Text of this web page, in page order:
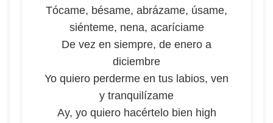
Tócame, bésame, abrázame, úsame,
siénteme, nena, acaríciame
De vez en siempre, de enero a
diciembre
Yo quiero perderme en tus labios, ven
y tranquilízame
Ay, yo quiero hacértelo bien high